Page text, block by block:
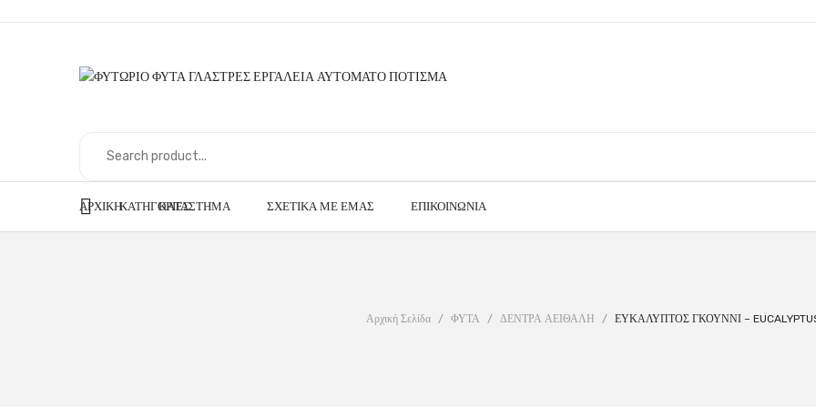
ΚΑΤΗΓΟΡΊΕΣ
ΑΡΧΙΚΉ ΚΑΤΆΣΤΗΜΑ ΣΧΕΤΙΚΆ ΜΕ ΕΜΆΣ ΕΠΙΚΟΙΝΩΝΊΑ
Αρχική Σελίδα / ΦΥΤΑ / ΔΕΝΤΡΑ ΑΕΙΘΑΛΗ / ΕΥΚΑΛΥΠΤΟΣ ΓΚΟΥΝΝΙ –